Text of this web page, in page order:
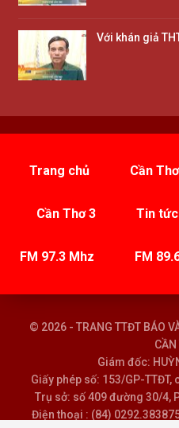
Với khán giả
Trang chủ Cần
Cần Thơ 3 Tin tức
FM 97.3 Mhz FM
© 2026 - TRANG TTĐT BÁO
CẦN
Giám đốc:
Giấy phép số: 153/GP-
Trụ sở: số 409 đường 30/4,
Điện thoại : (84)